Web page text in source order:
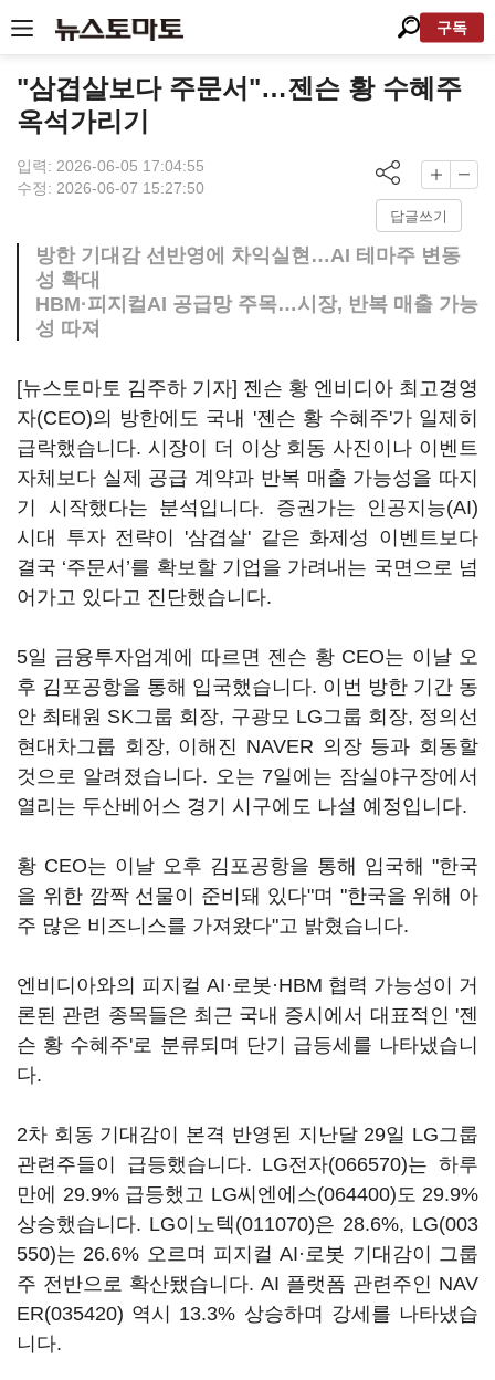
구독
"삼겹살보다 주문서"…젠슨 황 수혜주
옥석가리기
입력: 2026-06-05 17:04:55
수정: 2026-06-07 15:27:50
답글쓰기
방한 기대감 선반영에 차익실현…AI 테마주 변동
성 확대
HBM·피지컬AI 공급망 주목…시장, 반복 매출 가능
성 따져
[뉴스토마토 김주하 기자] 젠슨 황 엔비디아 최고경영
자(CEO)의 방한에도 국내 '젠슨 황 수혜주'가 일제히
급락했습니다. 시장이 더 이상 회동 사진이나 이벤트
자체보다 실제 공급 계약과 반복 매출 가능성을 따지
기 시작했다는 분석입니다. 증권가는 인공지능(AI)
시대 투자 전략이 '삼겹살' 같은 화제성 이벤트보다
결국 ‘주문서’를 확보할 기업을 가려내는 국면으로 넘
어가고 있다고 진단했습니다.
5일 금융투자업계에 따르면 젠슨 황 CEO는 이날 오
후 김포공항을 통해 입국했습니다. 이번 방한 기간 동
안 최태원 SK그룹 회장, 구광모 LG그룹 회장, 정의선
현대차그룹 회장, 이해진 NAVER 의장 등과 회동할
것으로 알려졌습니다. 오는 7일에는 잠실야구장에서
열리는 두산베어스 경기 시구에도 나설 예정입니다.
황 CEO는 이날 오후 김포공항을 통해 입국해 "한국
을 위한 깜짝 선물이 준비돼 있다"며 "한국을 위해 아
주 많은 비즈니스를 가져왔다"고 밝혔습니다.
엔비디아와의 피지컬 AI·로봇·HBM 협력 가능성이 거
론된 관련 종목들은 최근 국내 증시에서 대표적인 '젠
슨 황 수혜주'로 분류되며 단기 급등세를 나타냈습니
다.
2차 회동 기대감이 본격 반영된 지난달 29일 LG그룹
관련주들이 급등했습니다. LG전자(066570)는 하루
만에 29.9% 급등했고 LG씨엔에스(064400)도 29.9%
상승했습니다. LG이노텍(011070)은 28.6%, LG(003
550)는 26.6% 오르며 피지컬 AI·로봇 기대감이 그룹
주 전반으로 확산됐습니다. AI 플랫폼 관련주인 NAV
ER(035420) 역시 13.3% 상승하며 강세를 나타냈습
니다.